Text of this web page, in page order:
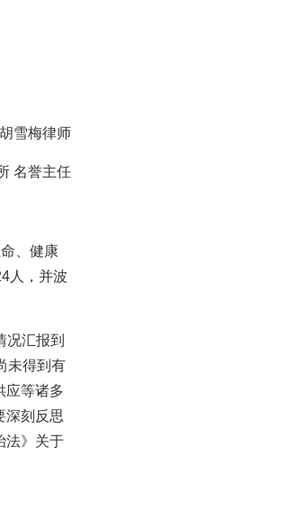
胡雪梅律师
名誉主任
、健康
人，并波
况汇报到
未得到有
应等诸多
深刻反思
法》关于